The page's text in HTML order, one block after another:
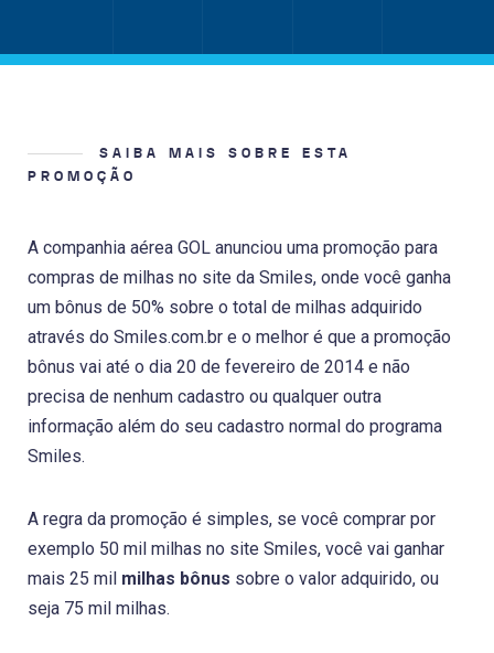
SAIBA MAIS SOBRE ESTA
PROMOÇÃO
A companhia aérea GOL anunciou uma promoção para
compras de milhas no site da Smiles, onde você ganha
um bônus de 50% sobre o total de milhas adquirido
através do Smiles.com.br e o melhor é que a promoção
bônus vai até o dia 20 de fevereiro de 2014 e não
precisa de nenhum cadastro ou qualquer outra
informação além do seu cadastro normal do programa
Smiles.
A regra da promoção é simples, se você comprar por
exemplo 50 mil milhas no site Smiles, você vai ganhar
mais 25 mil milhas bônus sobre o valor adquirido, ou
seja 75 mil milhas.